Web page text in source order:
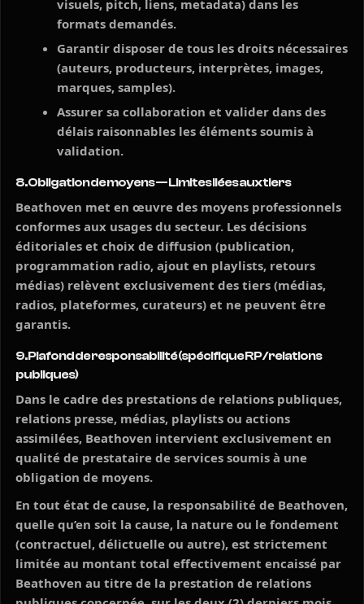
visuels, pitch, liens, metadata) dans les
formats demandés.
Garantir disposer de tous les droits nécessaires
(auteurs, producteurs, interprètes, images,
marques, samples).
Assurer sa collaboration et valider dans des
délais raisonnables les éléments soumis à
validation.
8. Obligation de moyens — Limites liées aux tiers
Beathoven met en œuvre des moyens professionnels
conformes aux usages du secteur. Les décisions
éditoriales et choix de diffusion (publication,
programmation radio, ajout en playlists, retours
médias) relèvent exclusivement des tiers (médias,
radios, plateformes, curateurs) et ne peuvent être
garantis.
9. Plafond de responsabilité (spécifique RP / relations
publiques)
Dans le cadre des prestations de relations publiques,
relations presse, médias, playlists ou actions
assimilées, Beathoven intervient exclusivement en
qualité de prestataire de services soumis à une
obligation de moyens.
En tout état de cause, la responsabilité de Beathoven,
quelle qu’en soit la cause, la nature ou le fondement
(contractuel, délictuelle ou autre), est strictement
limitée au montant total effectivement encaissé par
Beathoven au titre de la prestation de relations